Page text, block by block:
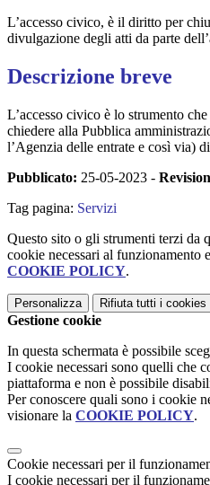
L’accesso civico, è il diritto per
divulgazione degli atti da parte
Descrizione breve
L’accesso civico è lo strumento
chiedere alla Pubblica
l’Agenzia delle entrate e così via)
Pubblicato: 25-05-2023 -
Tag pagina: Servizi
Questo sito o gli strumenti terzi da
cookie necessari al
COOKIE POLICY.
Personalizza Rifiuta tutti i cookies
Gestione cookie
In questa schermata è possibile
I cookie necessari sono quelli che
piattaforma e non è possibile
Per conoscere quali sono i cookie
visionare la COOKIE POLICY.
Cookie necessari per il
I cookie necessari per il